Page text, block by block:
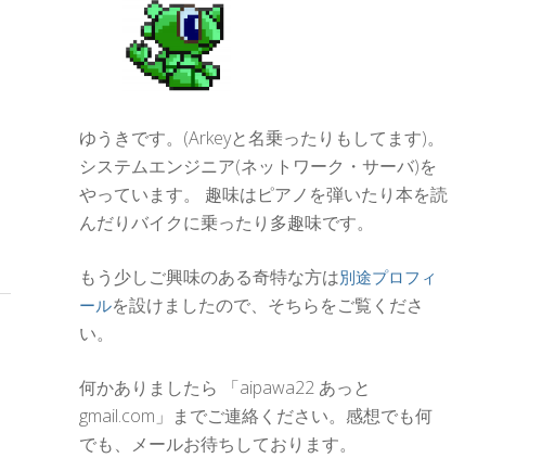
ゆうきです。(Arkeyと名乗ったりもしてます)。
システムエンジニア(ネットワーク・サーバ)を
やっています。 趣味はピアノを弾いたり本を読
んだりバイクに乗ったり多趣味です。
もう少しご興味のある奇特な方は別途プロフィ
ールを設けましたので、そちらをご覧くださ
い。
何かありましたら 「aipawa22 あっと
gmail.com」までご連絡ください。感想でも何
でも、メールお待ちしております。